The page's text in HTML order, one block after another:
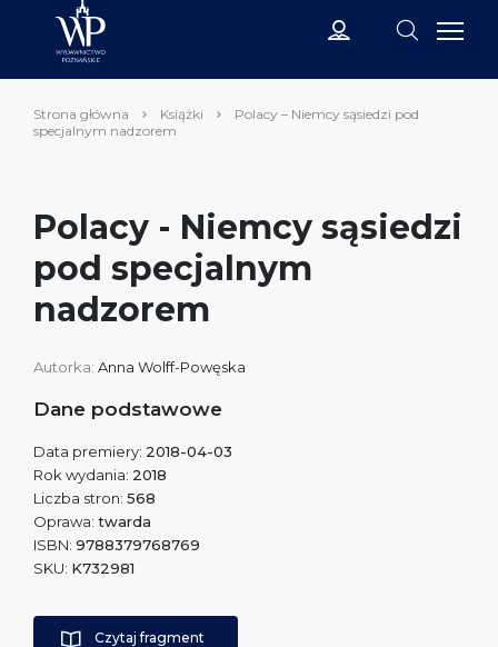
Strona główna Książki
Polacy – Niemcy sąsiedzi pod
specjalnym nadzorem
Polacy - Niemcy sąsiedzi
pod specjalnym
nadzorem
Autorka: Anna Wolff-Powęska
Dane podstawowe
Data premiery: 2018-04-03
Rok wydania: 2018
Liczba stron: 568
Oprawa: twarda
ISBN: 9788379768769
SKU: K732981
Czytaj fragment